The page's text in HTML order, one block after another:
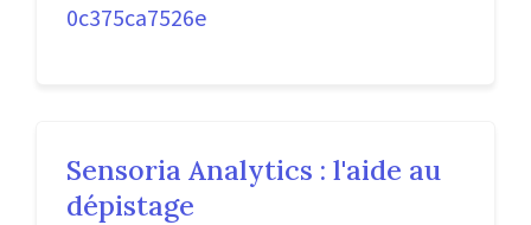
0c375ca7526e
Sensoria Analytics : l'aide au
dépistage